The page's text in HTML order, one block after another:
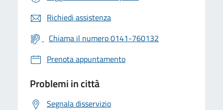
Richiedi assistenza
Chiama il numero 0141-760132
Prenota appuntamento
Problemi in città
Segnala disservizio